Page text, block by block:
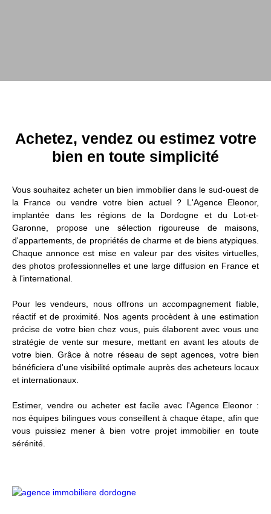
Achetez, vendez ou estimez votre
bien en toute simplicité
Vous souhaitez acheter un bien immobilier dans le sud-ouest de
la France ou vendre votre bien actuel ? L'Agence Eleonor,
implantée dans les régions de la Dordogne et du Lot-et-
Garonne, propose une sélection rigoureuse de maisons,
d'appartements, de propriétés de charme et de biens atypiques.
Chaque annonce est mise en valeur par des visites virtuelles,
des photos professionnelles et une large diffusion en France et
à l'international.
Pour les vendeurs, nous offrons un accompagnement fiable,
réactif et de proximité. Nos agents procèdent à une estimation
précise de votre bien chez vous, puis élaborent avec vous une
stratégie de vente sur mesure, mettant en avant les atouts de
votre bien. Grâce à notre réseau de sept agences, votre bien
bénéficiera d'une visibilité optimale auprès des acheteurs locaux
et internationaux.
Estimer, vendre ou acheter est facile avec l'Agence Eleonor :
nos équipes bilingues vous conseillent à chaque étape, afin que
vous puissiez mener à bien votre projet immobilier en toute
sérénité.